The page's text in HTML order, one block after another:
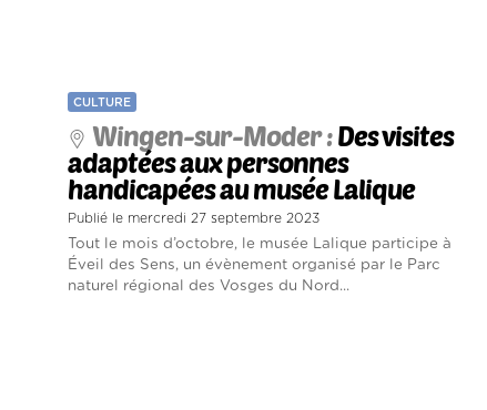
CULTURE
Wingen-sur-Moder :Des visites
adaptées aux personnes
handicapées au musée Lalique
Publié le mercredi 27 septembre 2023
Tout le mois d’octobre, le musée Lalique participe à
Éveil des Sens, un évènement organisé par le Parc
naturel régional des Vosges du Nord...